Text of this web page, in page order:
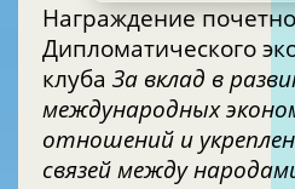
Награждение
Дипломатического
клуба За вклад в
международных
отношений и
связей между